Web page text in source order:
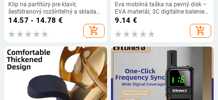
Klip na partitúry pre klavír,
šesťstranový rozšíriteľný a skladací,
ABS materiál, YTK značka
14.57 - 14.78 €
add_shopping_cart
Eva mobilná taška na pevný disk –
EVA materiál; 3C digitálne balenie;
účel: balenie digitálnych domáce
9.14 €
add_shopping_cart